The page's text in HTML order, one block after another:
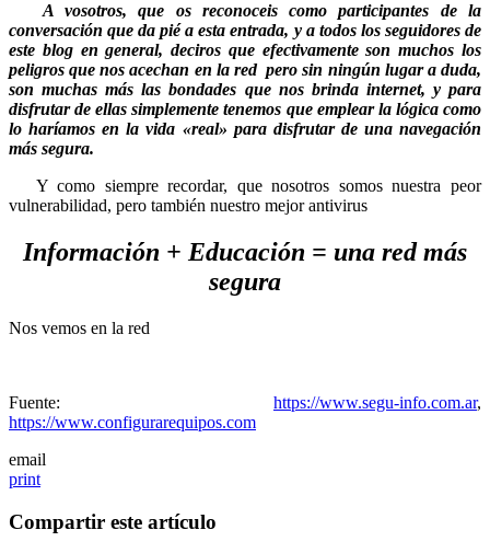
A vosotros, que os reconoceis como participantes de la
conversación que da pié a esta entrada, y a todos los seguidores de
este blog en general, deciros que efectivamente son muchos los
peligros que nos acechan en la red pero sin ningún lugar a duda,
son muchas más las bondades que nos brinda internet, y para
disfrutar de ellas simplemente tenemos que emplear la lógica como
lo haríamos en la vida «real» para disfrutar de una navegación
más segura.
Y como siempre recordar, que nosotros somos nuestra peor
vulnerabilidad, pero también nuestro mejor antivirus
Información + Educación = una red más
segura
Nos vemos en la red
Fuente: https://www.segu-info.com.ar,
https://www.configurarequipos.com
email
print
Compartir este artículo